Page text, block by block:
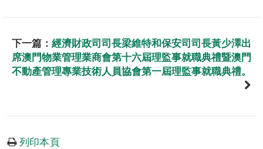
下一篇： 經濟財政司司長梁維特和保安司司長黃少澤出
席澳門物業管理業商會第十六屆理監事就職典禮暨澳門
不動產管理專業技術人員協會第一屆理監事就職典禮。
列印本頁